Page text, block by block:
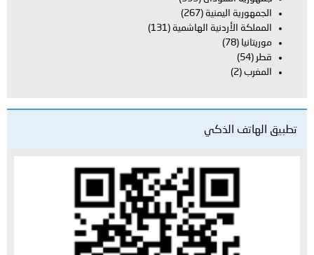
الجمهورية اليمنية (267)
المملكة الأردنية الهاشمية (131)
موريتانيا (78)
قطر (54)
المغرب (2)
تطبيق الهاتف الذكي